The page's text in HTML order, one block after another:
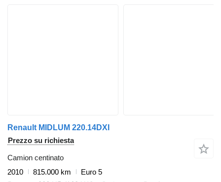
Renault MIDLUM 220.14DXI
Prezzo su richiesta
Camion centinato
2010
815.000 km
Euro 5